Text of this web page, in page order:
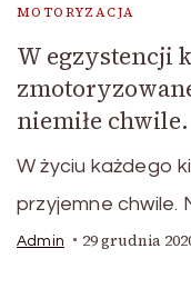
MOTORYZACJA
W egzystencji
niemiłe chwile.
W życiu każdego
przyjemne chwile.
Admin 29 grudnia